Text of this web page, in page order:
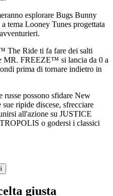
esplorare Bugs Bunny
tema Looney Tunes progettata
Ride ti fa fare dei salti
MR. FREEZE™ si lancia da 0 a
prima di tornare indietro in
russe possono sfidare New
ripide discese, sfrecciare
all'azione su JUSTICE
o godersi i classici
giusta